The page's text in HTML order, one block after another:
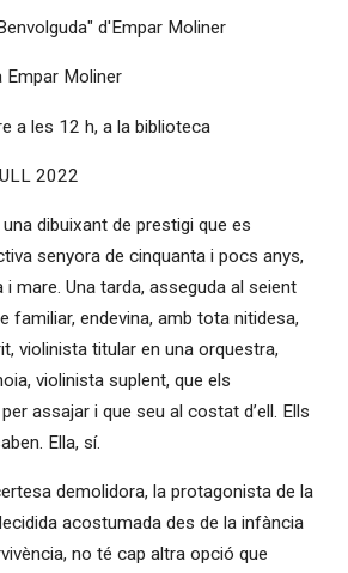
d'Empar Moliner
Empar Moliner
a les 12 h, a la biblioteca
2022
dibuixant de prestigi que es
senyora de cinquanta i pocs anys,
mare. Una tarda, asseguda al seient
familiar, endevina, amb tota nitidesa,
violinista titular en una orquestra,
violinista suplent, que els
assajar i que seu al costat d’ell. Ells
Ella, sí.
demolidora, la protagonista de la
acostumada des de la infància
no té cap altra opció que